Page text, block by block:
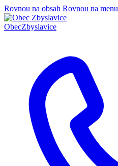
Rovnou na obsah Rovnou na menu
ObecZbyslavice